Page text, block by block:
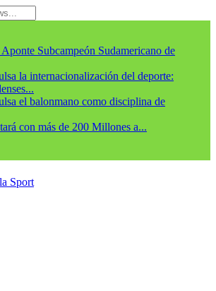
Aponte Subcampeón Sudamericano de
la internacionalización del deporte:
el balonmano como disciplina de
con más de 200 Millones a...